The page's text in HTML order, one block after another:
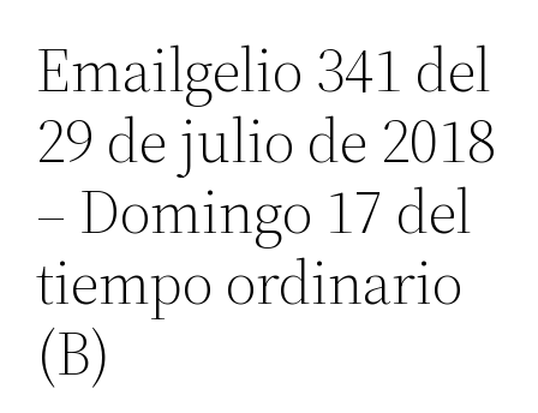
Emailgelio 341 del
29 de julio de 2018
– Domingo 17 del
tiempo ordinario
(B)